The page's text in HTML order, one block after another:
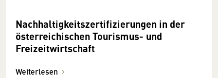
Nachhaltigkeitszertifizierungen in der
österreichischen Tourismus- und
Freizeitwirtschaft
Weiterlesen